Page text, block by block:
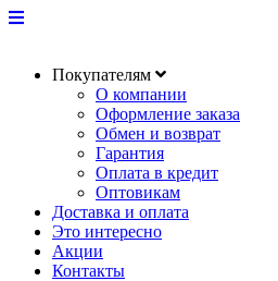
Покупателям
О компании
Оформление заказа
Обмен и возврат
Гарантия
Оплата в кредит
Оптовикам
Доставка и оплата
Это интересно
Акции
Контакты